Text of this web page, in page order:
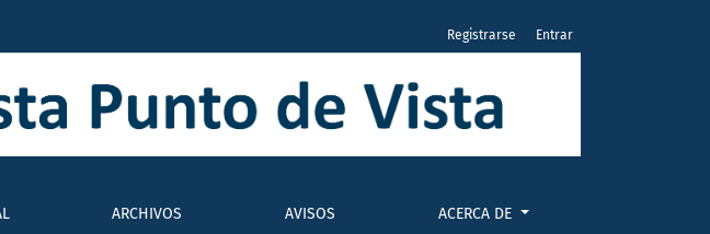
ARCHIVOS AVISOS ACERCA DE
Registrarse Entrar